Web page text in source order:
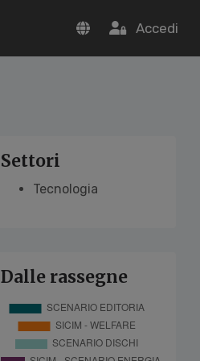
Accedi
Settori
Tecnologia
Dalle rassegne